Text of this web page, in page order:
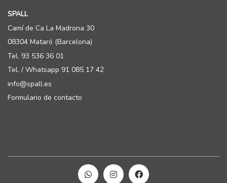
SPALL
Camí de Ca La Madrona 30
08304 Mataró (Barcelona)
Tel. 93 536 36 01
Tel. / Whatsapp 91 085 17 42
info@spall.es
Formulario de contacto